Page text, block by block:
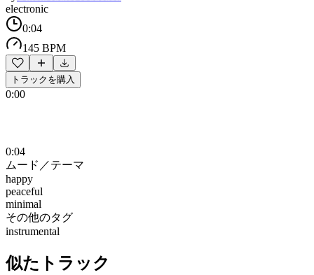
electronic
0:04
145 BPM
トラックを購入
0:00
0:04
ムード／テーマ
happy
peaceful
minimal
その他のタグ
instrumental
似たトラック